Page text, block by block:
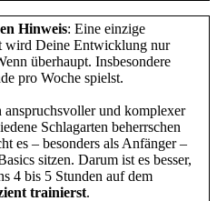
Hinweis: Eine einzige
wird Deine Entwicklung nur
überhaupt. Insbesondere
pro Woche spielst.
und komplexer
Schlagarten beherrschen
es – besonders als Anfänger –
sitzen. Darum ist es besser,
4 bis 5 Stunden auf dem
trainierst.